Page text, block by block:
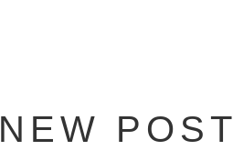
NEW POST